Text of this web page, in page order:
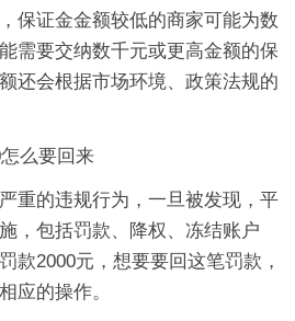
保证金金额较低的商家可能为数
需要交纳数千元或更高金额的保
还会根据市场环境、政策法规的
么要回来
重的违规行为，一旦被发现，平
，包括罚款、降权、冻结账户
款2000元，想要要回这笔罚款，
应的操作。